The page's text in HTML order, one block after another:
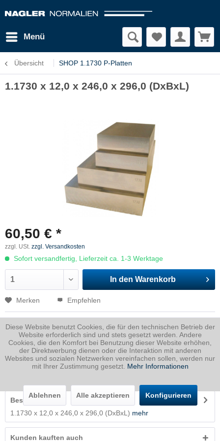
Menü
Übersicht SHOP 1.1730 P-Platten
1.1730 x 12,0 x 246,0 x 296,0 (DxBxL)
60,50 € *
zzgl. USt. zzgl. Versandkosten
Sofort versandfertig, Lieferzeit ca. 1-3 Werktage
In den Warenkorb
Merken Empfehlen
Dicke
12 mm
Breite
246 mm
Länge
296 mm
Beschreibung
1.1730 x 12,0 x 246,0 x 296,0 (DxBxL) mehr
Kunden kauften auch
Diese Website benutzt Cookies, die für den technischen Betrieb der
Website erforderlich sind und stets gesetzt werden. Andere
Cookies, die den Komfort bei Benutzung dieser Website erhöhen,
der Direktwerbung dienen oder die Interaktion mit anderen
Websites und sozialen Netzwerken vereinfachen sollen, werden nur
mit Ihrer Zustimmung gesetzt. Mehr Informationen
Ablehnen Alle akzeptieren Konfigurieren